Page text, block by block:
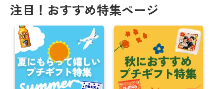
注目！おすすめ特集ページ